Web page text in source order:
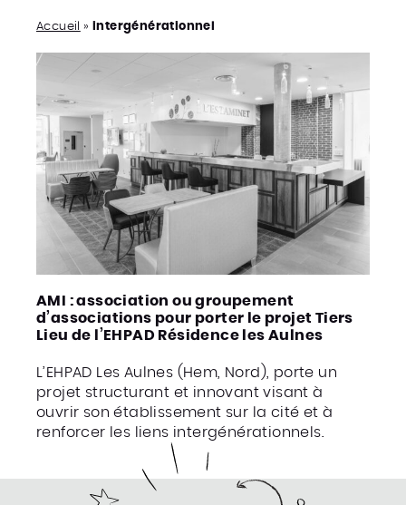
Accueil » intergénérationnel
AMI : association ou groupement
d’associations pour porter le projet Tiers
Lieu de l’EHPAD Résidence les Aulnes
L’EHPAD Les Aulnes (Hem, Nord), porte un
projet structurant et innovant visant à
ouvrir son établissement sur la cité et à
renforcer les liens intergénérationnels.